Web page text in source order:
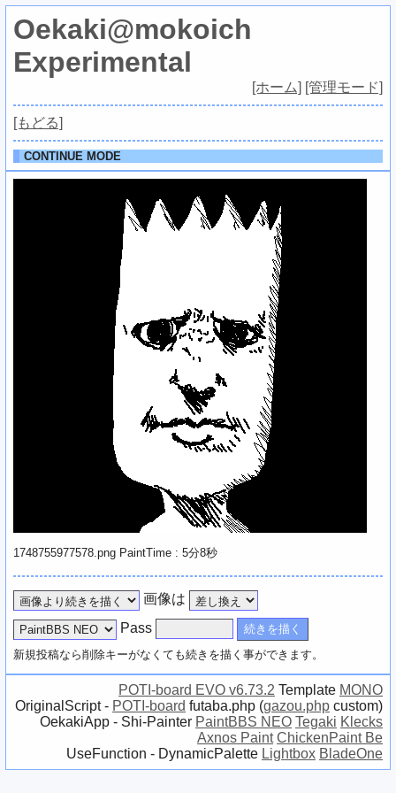
Oekaki@mokoich
Experimental
[ホーム] [管理モード]
[もどる]
CONTINUE MODE
1748755977578.png PaintTime : 5分8秒
画像は
Pass
新規投稿なら削除キーがなくても続きを描く事ができます。
POTI-board EVO v6.73.2 Template MONO
OriginalScript - POTI-board futaba.php (gazou.php custom)
OekakiApp - Shi-Painter PaintBBS NEO Tegaki Klecks
Axnos Paint ChickenPaint Be
UseFunction - DynamicPalette Lightbox BladeOne